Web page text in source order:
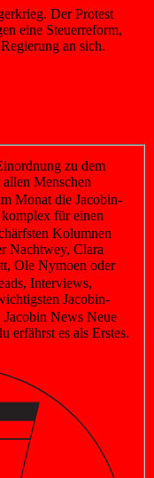
Der Protest
eine Steuerreform,
an sich.
zu dem
Menschen
Monat die Jacobin-
für einen
Kolumnen
Nachtwey, Clara
Ole Nymoen oder
Interviews,
Jacobin-
Jacobin News Neue
erfährst es als Erstes.